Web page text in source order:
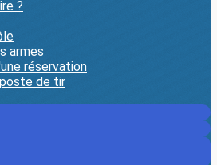
?
armes
réservation
de tir